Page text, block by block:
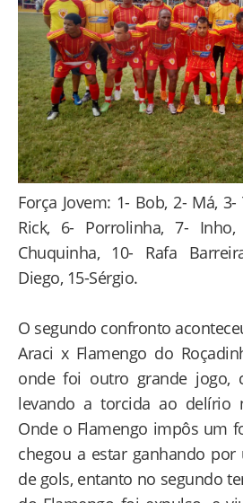
Força Jovem: 1- Bob, 2- Má,
Rick, 6- Porrolinha, 7-
Chuquinha, 10- Rafa
Diego, 15-Sérgio.
O segundo confronto
Araci x Flamengo do
onde foi outro grande jogo,
levando a torcida ao delírio
Onde o Flamengo impôs um
chegou a estar ganhando
de gols, entanto no segundo